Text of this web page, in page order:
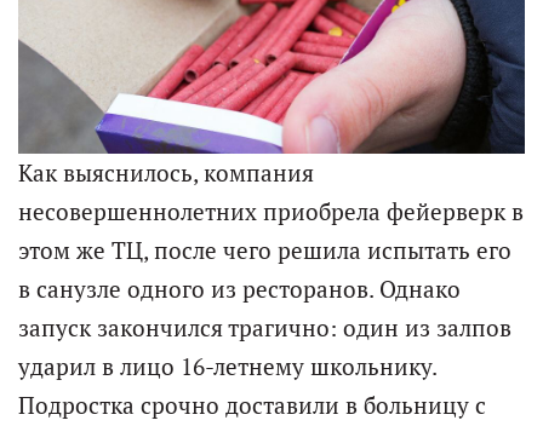
Как выяснилось, компания
несовершеннолетних приобрела фейерверк в
этом же ТЦ, после чего решила испытать его
в санузле одного из ресторанов. Однако
запуск закончился трагично: один из залпов
ударил в лицо 16-летнему школьнику.
Подростка срочно доставили в больницу с